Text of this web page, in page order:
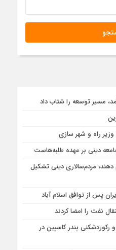
وزیر راه و شهر سازی
دینی بر عهده طلبه‌هاست
مردم‌سالاری دینی تشکیل
نفت را امضا کردند
و ركوردشكنی بندر كاسپین در